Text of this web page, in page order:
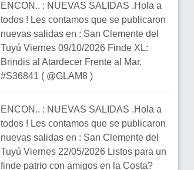
ENCON.. : NUEVAS SALIDAS .Hola a
todos ! Les contamos que se publicaron
nuevas salidas en : San Clemente del
Tuyú Viernes 09/10/2026 Finde XL:
Brindis al Atardecer Frente al Mar.
#S36841 ( @GLAM8 )
ENCON.. : NUEVAS SALIDAS .Hola a
todos ! Les contamos que se publicaron
nuevas salidas en : San Clemente del
Tuyú Viernes 22/05/2026 Listos para un
finde patrio con amigos en la Costa?